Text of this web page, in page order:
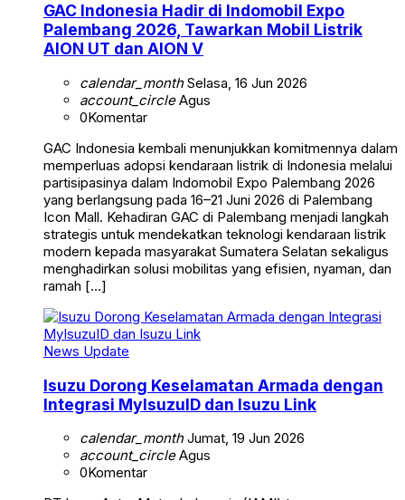
GAC Indonesia Hadir di Indomobil Expo
Palembang 2026, Tawarkan Mobil Listrik
AION UT dan AION V
calendar_monthSelasa, 16 Jun 2026
account_circleAgus
0Komentar
GAC Indonesia kembali menunjukkan komitmennya dalam
memperluas adopsi kendaraan listrik di Indonesia melalui
partisipasinya dalam Indomobil Expo Palembang 2026
yang berlangsung pada 16–21 Juni 2026 di Palembang
Icon Mall. Kehadiran GAC di Palembang menjadi langkah
strategis untuk mendekatkan teknologi kendaraan listrik
modern kepada masyarakat Sumatera Selatan sekaligus
menghadirkan solusi mobilitas yang efisien, nyaman, dan
ramah […]
News Update
Isuzu Dorong Keselamatan Armada dengan
Integrasi MyIsuzuID dan Isuzu Link
calendar_monthJumat, 19 Jun 2026
account_circleAgus
0Komentar